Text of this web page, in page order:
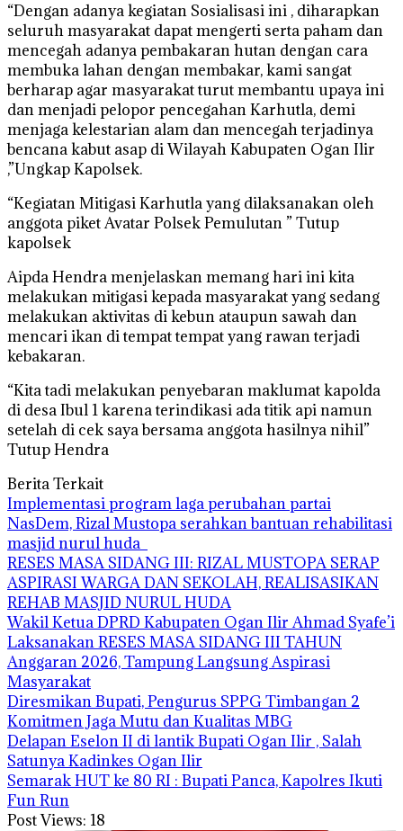
“Dengan adanya kegiatan Sosialisasi ini , diharapkan
seluruh masyarakat dapat mengerti serta paham dan
mencegah adanya pembakaran hutan dengan cara
membuka lahan dengan membakar, kami sangat
berharap agar masyarakat turut membantu upaya ini
dan menjadi pelopor pencegahan Karhutla, demi
menjaga kelestarian alam dan mencegah terjadinya
bencana kabut asap di Wilayah Kabupaten Ogan Ilir
,”Ungkap Kapolsek.
“Kegiatan Mitigasi Karhutla yang dilaksanakan oleh
anggota piket Avatar Polsek Pemulutan ” Tutup
kapolsek
Aipda Hendra menjelaskan memang hari ini kita
melakukan mitigasi kepada masyarakat yang sedang
melakukan aktivitas di kebun ataupun sawah dan
mencari ikan di tempat tempat yang rawan terjadi
kebakaran.
“Kita tadi melakukan penyebaran maklumat kapolda
di desa Ibul 1 karena terindikasi ada titik api namun
setelah di cek saya bersama anggota hasilnya nihil”
Tutup Hendra
Berita Terkait
Implementasi program laga perubahan partai
NasDem, Rizal Mustopa serahkan bantuan rehabilitasi
masjid nurul huda
RESES MASA SIDANG III: RIZAL MUSTOPA SERAP
ASPIRASI WARGA DAN SEKOLAH, REALISASIKAN
REHAB MASJID NURUL HUDA
Wakil Ketua DPRD Kabupaten Ogan Ilir Ahmad Syafe’i
Laksanakan RESES MASA SIDANG III TAHUN
Anggaran 2026, Tampung Langsung Aspirasi
Masyarakat
Diresmikan Bupati, Pengurus SPPG Timbangan 2
Komitmen Jaga Mutu dan Kualitas MBG
Delapan Eselon II di lantik Bupati Ogan Ilir , Salah
Satunya Kadinkes Ogan Ilir
Semarak HUT ke 80 RI : Bupati Panca, Kapolres Ikuti
Fun Run
Post Views: 18